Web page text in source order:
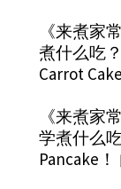
《来煮家
煮什么吃
Carrot
《来煮家
学煮什么
Pancake！